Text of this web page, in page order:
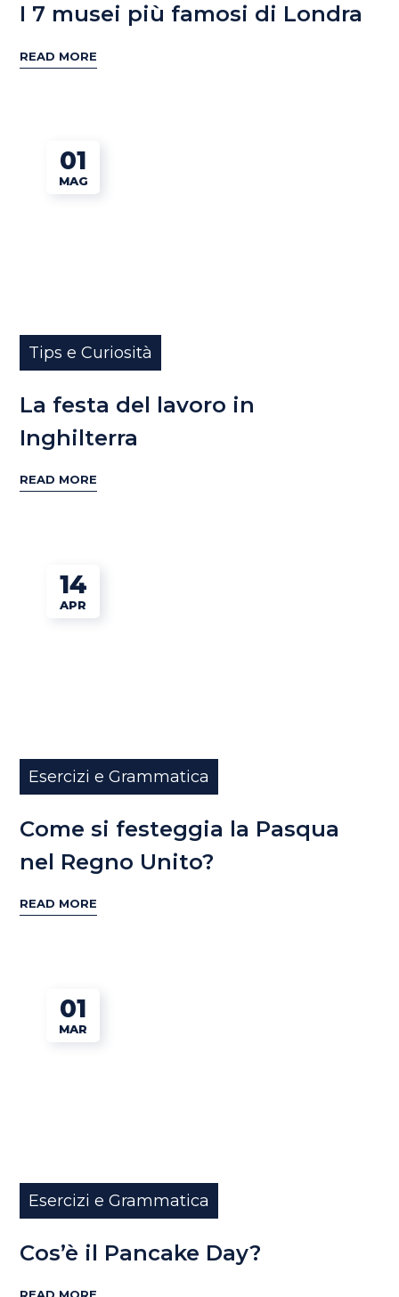
I 7 musei più famosi di Londra
READ MORE
01
MAG
Tips e Curiosità
La festa del lavoro in
Inghilterra
READ MORE
14
APR
Esercizi e Grammatica
Come si festeggia la Pasqua
nel Regno Unito?
READ MORE
01
MAR
Esercizi e Grammatica
Cos’è il Pancake Day?